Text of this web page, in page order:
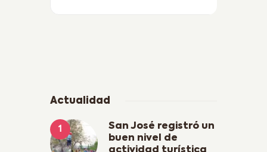
Actualidad
San José registró un
buen nivel de